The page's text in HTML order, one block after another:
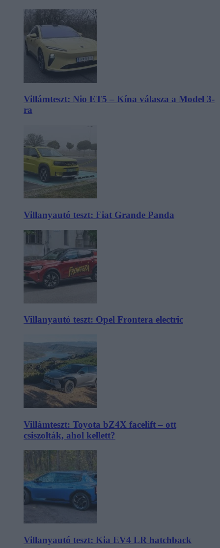
Villámteszt: Nio ET5 – Kína válasza a Model 3-
ra
Villanyautó teszt: Fiat Grande Panda
Villanyautó teszt: Opel Frontera electric
Villámteszt: Toyota bZ4X facelift – ott
csiszolták, ahol kellett?
Villanyautó teszt: Kia EV4 LR hatchback